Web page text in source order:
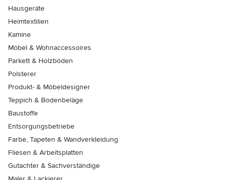
Hausgeräte
Heimtextilien
Kamine
Möbel & Wohnaccessoires
Parkett & Holzböden
Polsterer
Produkt- & Möbeldesigner
Teppich & Bodenbeläge
Baustoffe
Entsorgungsbetriebe
Farbe, Tapeten & Wandverkleidung
Fliesen & Arbeitsplatten
Gutachter & Sachverständige